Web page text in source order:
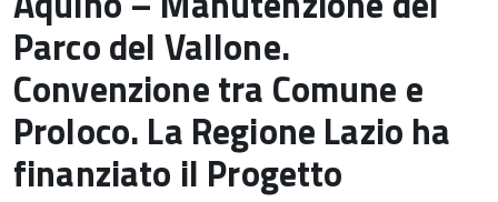
Parco del Vallone.
Convenzione tra Comune e
Proloco. La Regione Lazio ha
finanziato il Progetto